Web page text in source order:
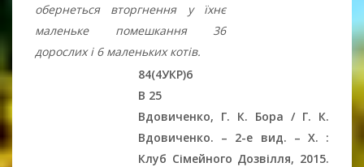
обернеться вторгнення у їхнє
маленьке помешкання 36
дорослих і 6 маленьких котів.
84(4УКР)6
В 25
Вдовиченко, Г. К. Бора / Г. К.
Вдовиченко. – 2-е вид. – Х. :
Клуб Сімейного Дозвілля, 2015.